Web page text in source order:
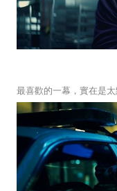
最喜歡的一幕，實在是